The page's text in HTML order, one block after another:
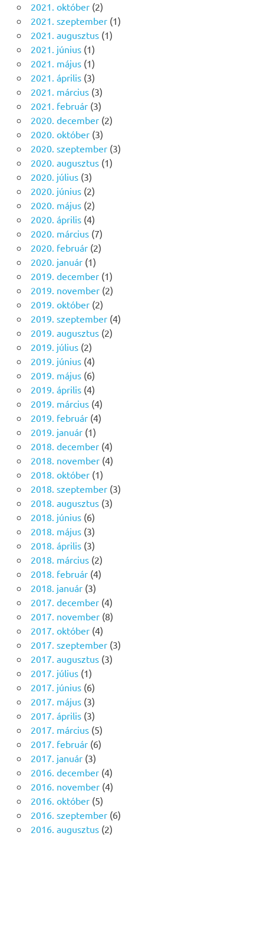
2021. október(2)
2021. szeptember(1)
2021. augusztus(1)
2021. június(1)
2021. május(1)
2021. április(3)
2021. március(3)
2021. február(3)
2020. december(2)
2020. október(3)
2020. szeptember(3)
2020. augusztus(1)
2020. július(3)
2020. június(2)
2020. május(2)
2020. április(4)
2020. március(7)
2020. február(2)
2020. január(1)
2019. december(1)
2019. november(2)
2019. október(2)
2019. szeptember(4)
2019. augusztus(2)
2019. július(2)
2019. június(4)
2019. május(6)
2019. április(4)
2019. március(4)
2019. február(4)
2019. január(1)
2018. december(4)
2018. november(4)
2018. október(1)
2018. szeptember(3)
2018. augusztus(3)
2018. június(6)
2018. május(3)
2018. április(3)
2018. március(2)
2018. február(4)
2018. január(3)
2017. december(4)
2017. november(8)
2017. október(4)
2017. szeptember(3)
2017. augusztus(3)
2017. július(1)
2017. június(6)
2017. május(3)
2017. április(3)
2017. március(5)
2017. február(6)
2017. január(3)
2016. december(4)
2016. november(4)
2016. október(5)
2016. szeptember(6)
2016. augusztus(2)